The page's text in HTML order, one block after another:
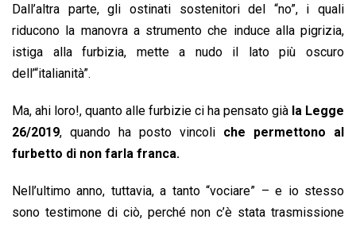
Dall’altra parte, gli ostinati sostenitori del “no”, i quali
riducono la manovra a strumento che induce alla pigrizia,
istiga alla furbizia, mette a nudo il lato più oscuro
dell’“italianità”.
Ma, ahi loro!, quanto alle furbizie ci ha pensato già la Legge
26/2019, quando ha posto vincoli che permettono al
furbetto di non farla franca.
Nell’ultimo anno, tuttavia, a tanto “vociare” – e io stesso
sono testimone di ciò, perché non c’è stata trasmissione